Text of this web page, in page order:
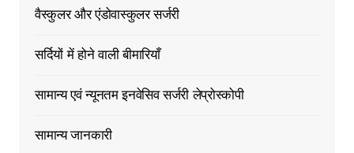
वैस्कुलर और एंडोवास्कुलर सर्जरी
सर्दियों में होने वाली बीमारियाँ
सामान्य एवं न्यूनतम इनवेसिव सर्जरी लेप्रोस्कोपी
सामान्य जानकारी